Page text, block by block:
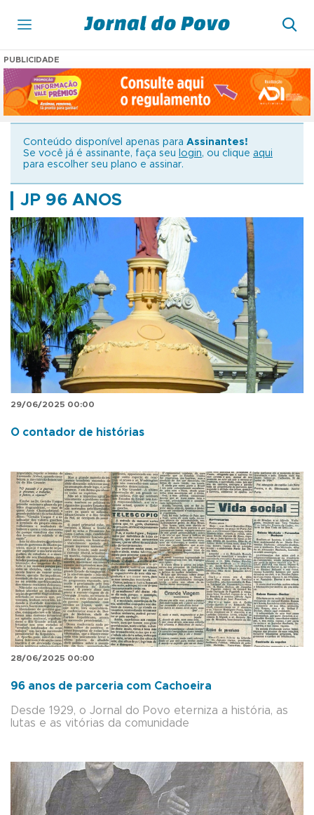
PUBLICIDADE
Conteúdo disponível apenas para Assinantes!
Se você já é assinante, faça seu
login, ou clique aqui
para escolher seu plano e assinar.
JP 96 ANOS
29/06/2025 00:00
O contador de histórias
28/06/2025 00:00
96 anos de parceria com Cachoeira
Desde 1929, o Jornal do Povo eterniza a história, as
lutas e as vitórias da comunidade